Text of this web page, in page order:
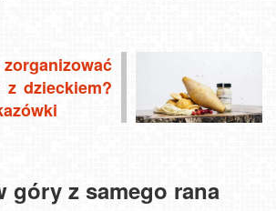
dzieckiem?
góry z samego rana